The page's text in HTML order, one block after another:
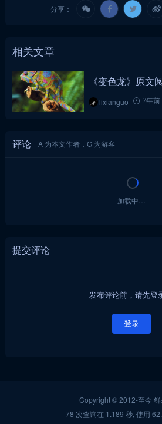
分享：
相关文章
《变色龙》原文
lixianguo 7年前
评论 A 为本文作者，G 为游客
加载中…
提交评论
发布评论前，请先登
登录
Copyright © 2012-至今
78 次查询在 1.189 秒, 使用